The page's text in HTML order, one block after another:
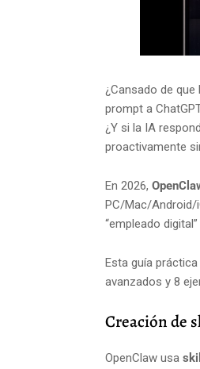
¿Cansado de
prompt a
¿Y si la IA
proactivamente
En 2026,
PC/Mac/Android/
“empleado
Esta guía
avanzados y 8
Creación de
OpenClaw usa